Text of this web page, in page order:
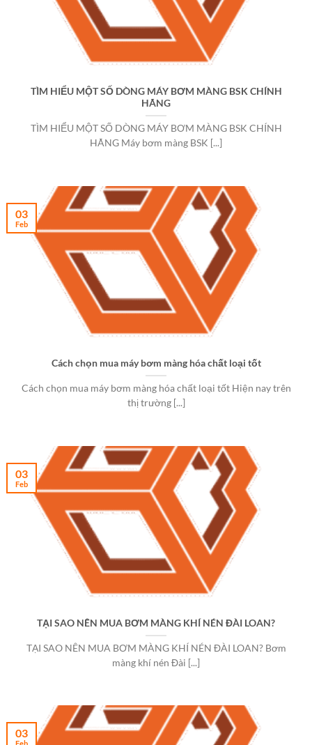
TÌM HIỂU MỘT SỐ DÒNG MÁY BƠM MÀNG BSK CHÍNH
HÃNG
TÌM HIỂU MỘT SỐ DÒNG MÁY BƠM MÀNG BSK CHÍNH
HÃNG Máy bơm màng BSK [...]
Cách chọn mua máy bơm màng hóa chất loại tốt
Cách chọn mua máy bơm màng hóa chất loại tốt Hiện nay trên
thị trường [...]
03
Feb
TẠI SAO NÊN MUA BƠM MÀNG KHÍ NÉN ĐÀI LOAN?
TẠI SAO NÊN MUA BƠM MÀNG KHÍ NÉN ĐÀI LOAN? Bơm
màng khí nén Đài [...]
03
Feb
03